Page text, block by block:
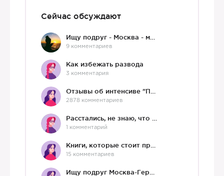
Сейчас обсуждают
9 комментариев
Как избежать развода
3 комментария
2878 комментариев
1 комментарий
15 комментариев